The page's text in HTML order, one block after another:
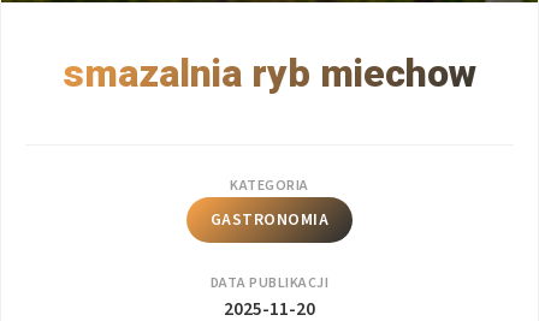
smazalnia ryb miechow
KATEGORIA
GASTRONOMIA
DATA PUBLIKACJI
2025-11-20